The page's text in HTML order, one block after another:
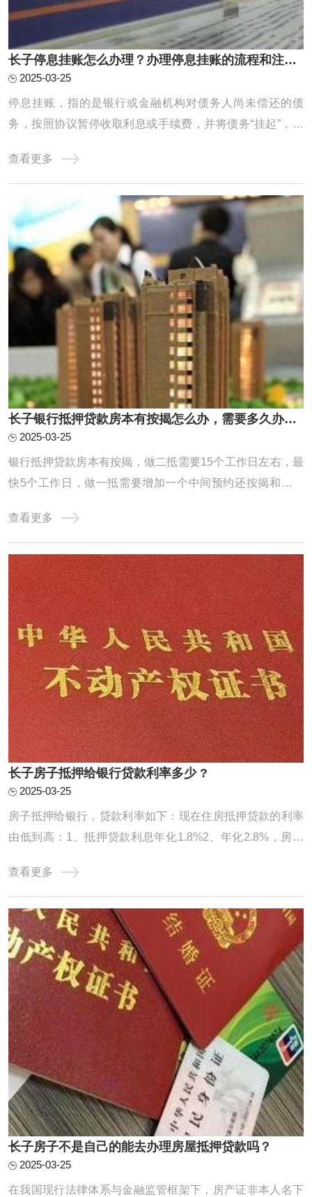
长子停息挂账怎么办理？办理停息挂账的流程和注意事项有哪些？
2025-03-25
停息挂账，指的是银行或金融机构对债务人尚未偿还的债
务，按照协议暂停收取利息或手续费，并将债务“挂起”，直
用于债务人遇到经济困难，暂时无法偿还欠款时的一种临时
措施，目的是帮助债务人减轻经济负担，以便能在一定期限
内恢复还款能力。停息挂账的办理有一定的程 ...
查看更多
长子银行抵押贷款房本有按揭怎么办，需要多久办下来？
2025-03-25
银行抵押贷款房本有按揭，做二抵需要15个工作日左右，最
快5个工作日，做一抵需要增加一个中间预约还按揭和解压
也就是从还款到解压完需要花费一周时间，所以总共就是需
要20个工作日左右能放款。一抵具体操作流程梳理：预约提
前还款，一般需要提前半个月左右预约，特殊 ...
查看更多
长子房子抵押给银行贷款利率多少 ?
2025-03-25
房子抵押给银行，贷款利率如下：现在住房抵押贷款的利率
由低到高：1、抵押贷款利息年化1.8%2、年化2.8%，房本
2.95%，100万月还款24584、不上个人征信，不看负债，年
化3%，最长10年，持股3个月可以通过抵押转贷。前提是利
息合适。你的条件符合银行要求。银行抵押贷款房 ...
查看更多
长子房子不是自己的能去办理房屋抵押贷款吗？
2025-03-25
在我国现行法律体系与金融监管框架下，房产证非本人名下